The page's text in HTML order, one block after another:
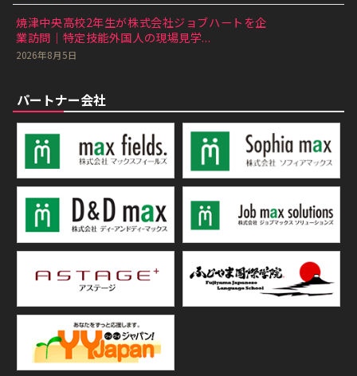
焼津中央高校2年生が株式会社ジョブハートを企
業訪問｜特定技能外国人の現場見学...
2026年8月5日
パートナー会社